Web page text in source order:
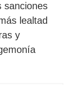
sanciones
lealtad
y